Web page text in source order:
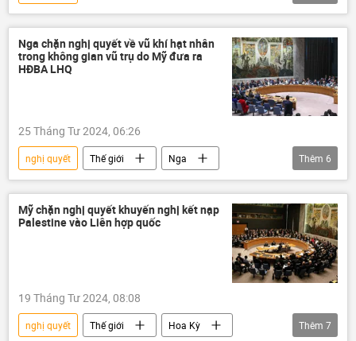
Vòng xoáy căng thẳng mới ở Trung Đông
Thế giới
Gaza
Israel
Hội đồng Bảo an LHQ
Joe Biden
Ngừng bắn
Nga chặn nghị quyết về vũ khí hạt nhân
trong không gian vũ trụ do Mỹ đưa ra
HĐBA LHQ
25 Tháng Tư 2024, 06:26
nghị quyết Thế giới
Nga
Hội đồng Bảo an LHQ
Hoa Kỳ
vũ trụ
vũ khí hạt nhân
Quân sự
Trung Quốc
Thêm 6
Mỹ chặn nghị quyết khuyến nghị kết nạp
Palestine vào Liên hợp quốc
19 Tháng Tư 2024, 08:08
nghị quyết Thế giới
Hoa Kỳ
Thêm 7